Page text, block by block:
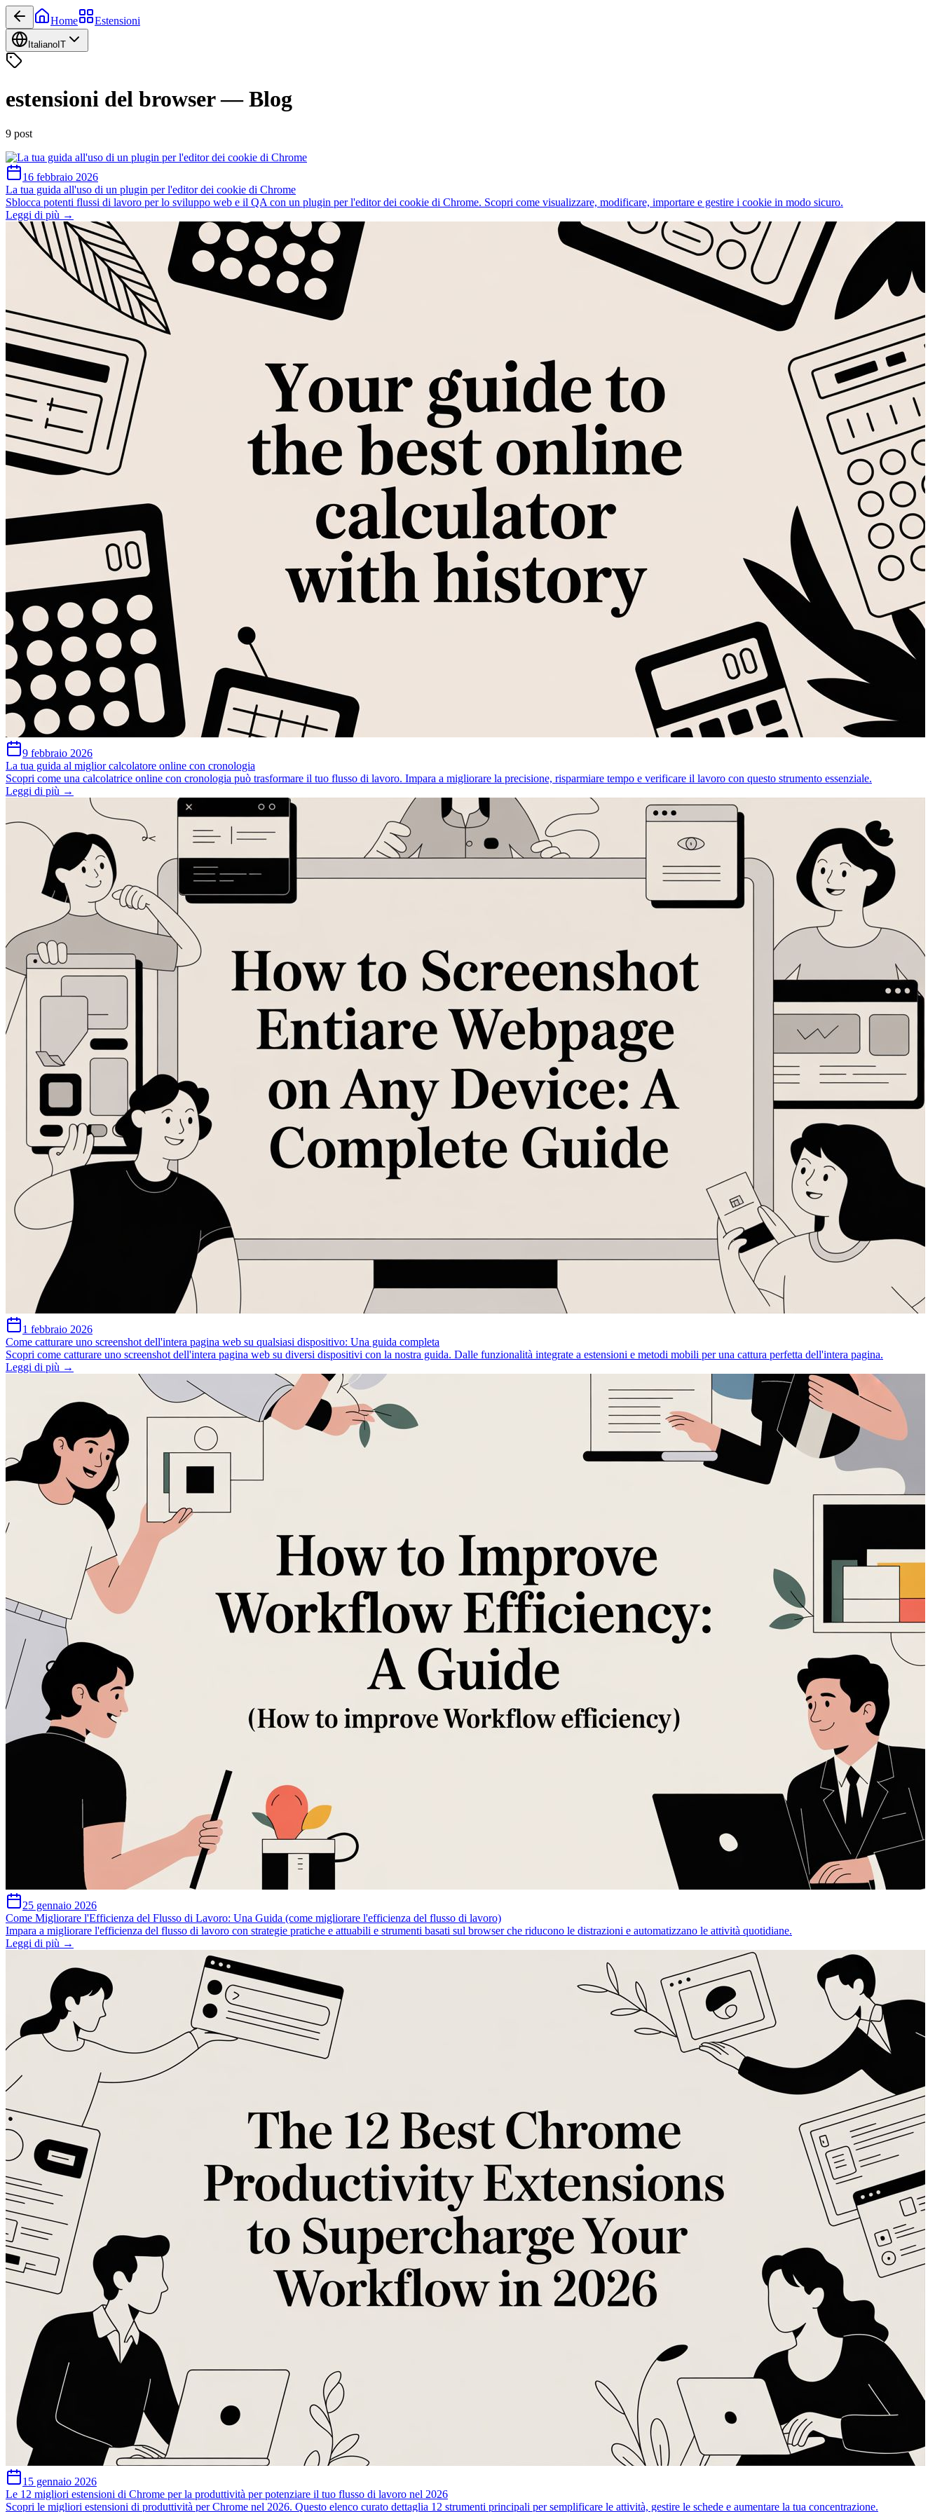
Home Estensioni
Italiano IT
estensioni del browser—Blog
9 post
16 febbraio 2026
La tua guida all'uso di un plugin per l'editor dei cookie di Chrome
Sblocca potenti flussi di lavoro per lo sviluppo web e il QA con un plugin per l'editor dei cookie di Chrome. Scopri come visualizzare, modificare, importare e gestire i cookie in modo sicuro.
Leggi di più →
9 febbraio 2026
La tua guida al miglior calcolatore online con cronologia
Scopri come una calcolatrice online con cronologia può trasformare il tuo flusso di lavoro. Impara a migliorare la precisione, risparmiare tempo e verificare il lavoro con questo strumento essenziale.
Leggi di più →
1 febbraio 2026
Come catturare uno screenshot dell'intera pagina web su qualsiasi dispositivo: Una guida completa
Scopri come catturare uno screenshot dell'intera pagina web su diversi dispositivi con la nostra guida. Dalle funzionalità integrate a estensioni e metodi mobili per una cattura perfetta dell'intera pagina.
Leggi di più →
25 gennaio 2026
Come Migliorare l'Efficienza del Flusso di Lavoro: Una Guida (come migliorare l'efficienza del flusso di lavoro)
Impara a migliorare l'efficienza del flusso di lavoro con strategie pratiche e attuabili e strumenti basati sul browser che riducono le distrazioni e automatizzano le attività quotidiane.
Leggi di più →
15 gennaio 2026
Le 12 migliori estensioni di Chrome per la produttività per potenziare il tuo flusso di lavoro nel 2026
Scopri le migliori estensioni di produttività per Chrome nel 2026. Questo elenco curato dettaglia 12 strumenti principali per semplificare le attività, gestire le schede e aumentare la tua concentrazione.